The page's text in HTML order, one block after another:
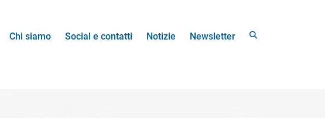
Chi siamo Social e contatti Notizie Newsletter